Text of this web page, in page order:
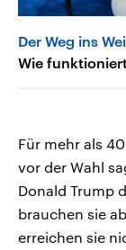
Der Weg ins
Wie
Für mehr als
vor der Wahl
Donald Trump
brauchen sie
erreichen sie